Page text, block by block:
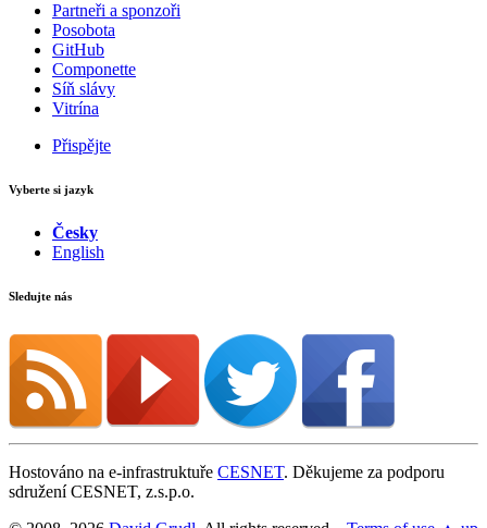
Partneři a sponzoři
Posobota
GitHub
Componette
Síň slávy
Vitrína
Přispějte
Vyberte si jazyk
Česky
English
Sledujte nás
Hostováno na e-infrastruktuře CESNET. Děkujeme za podporu
sdružení CESNET, z.s.p.o.